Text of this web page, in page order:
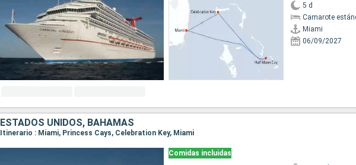
5 d
Camarote
Miami
06/09/2027
ESTADOS UNIDOS, BAHAMAS
Itinerario : Miami, Princess Cays, Celebration Key, Miami
Comidas incluidas